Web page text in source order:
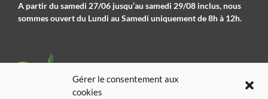
Gérer le consentement aux
cookies
A partir du samedi 27/06 jusqu’au samedi 29/08 inclus, nous
sommes ouvert du Lundi au Samedi uniquement de 8h à 12h.